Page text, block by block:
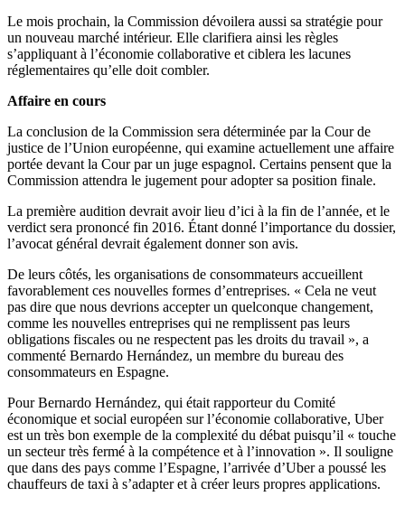
Le mois prochain, la Commission dévoilera aussi sa stratégie pour
un nouveau marché intérieur. Elle clarifiera ainsi les règles
s’appliquant à l’économie collaborative et ciblera les lacunes
réglementaires qu’elle doit combler.
Affaire en cours
La conclusion de la Commission sera déterminée par la Cour de
justice de l’Union européenne, qui examine actuellement une affaire
portée devant la Cour par un juge espagnol. Certains pensent que la
Commission attendra le jugement pour adopter sa position finale.
La première audition devrait avoir lieu d’ici à la fin de l’année, et le
verdict sera prononcé fin 2016. Étant donné l’importance du dossier,
l’avocat général devrait également donner son avis.
De leurs côtés, les organisations de consommateurs accueillent
favorablement ces nouvelles formes d’entreprises. « Cela ne veut
pas dire que nous devrions accepter un quelconque changement,
comme les nouvelles entreprises qui ne remplissent pas leurs
obligations fiscales ou ne respectent pas les droits du travail », a
commenté Bernardo Hernández, un membre du bureau des
consommateurs en Espagne.
Pour Bernardo Hernández, qui était rapporteur du Comité
économique et social européen sur l’économie collaborative, Uber
est un très bon exemple de la complexité du débat puisqu’il « touche
un secteur très fermé à la compétence et à l’innovation ». Il souligne
que dans des pays comme l’Espagne, l’arrivée d’Uber a poussé les
chauffeurs de taxi à s’adapter et à créer leurs propres applications.